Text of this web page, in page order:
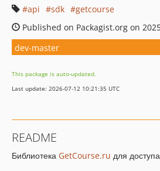
api
sdk
getcourse
Published on Packagist.org on
dev-master
This package is auto-updated.
Last update: 2026-07-12 10:21:35 UTC
README
Библиотека GetCourse.ru для